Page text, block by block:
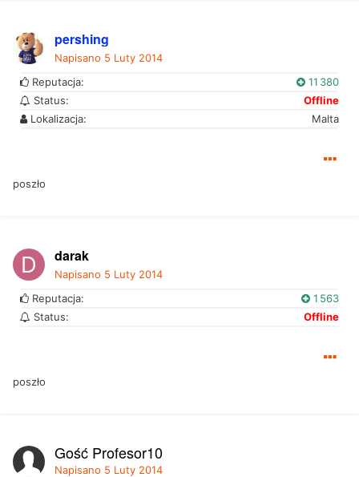
pershing
Napisano 5 Luty 2014
Reputacja:
11 380
Status:
Offline
Lokalizacja:
Malta
poszło
darak
Napisano 5 Luty 2014
Reputacja:
1 563
Status:
Offline
poszło
Gość Profesor10
Napisano 5 Luty 2014